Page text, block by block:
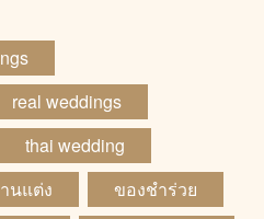
real weddings
thai wedding
นแต่ง
ของชำร่วย